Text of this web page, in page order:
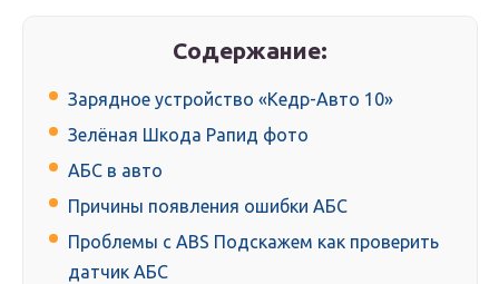
Содержание:
Зарядное устройство «Кедр-Авто 10»
Зелёная Шкода Рапид фото
АБС в авто
Причины появления ошибки АБС
Проблемы с ABS Подскажем как проверить
датчик АБС